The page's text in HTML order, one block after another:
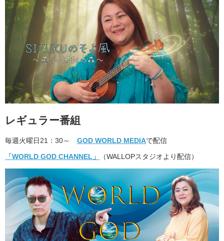
レギュラー番組
毎週火曜日21：30～ GOD WORLD MEDIAで配信
「WORLD GOD CHANNEL」
（WALLOPスタジオより配信）